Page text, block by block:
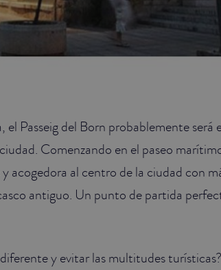
Passeig del Born probablemente será
Comenzando en el paseo
acogedora al centro de la ciudad con
antiguo. Un punto de partida
y evitar las multitudes